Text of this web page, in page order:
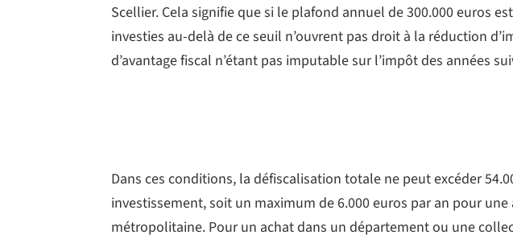
Scellier. Cela signifie que si le plafond annuel de 300.000 euros
investies au-delà de ce seuil n’ouvrent pas droit à la réduction
d’avantage fiscal n’étant pas imputable sur l’impôt des années
Dans ces conditions, la défiscalisation totale ne peut excéder
investissement, soit un maximum de 6.000 euros par an pour
métropolitaine. Pour un achat dans un département ou une